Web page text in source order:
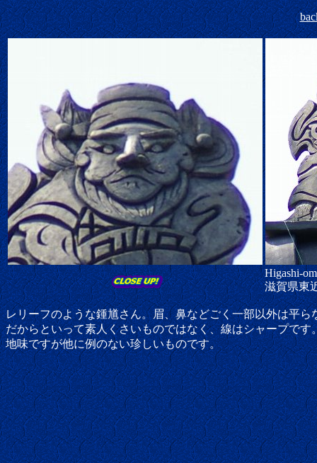
Higashi-
滋賀県東
レリーフのような鍾馗さん。眉、鼻などごく一部以外は平ら
だからといって素人くさいものではなく、線はシャープです
地味ですが他に例のない珍しいものです。